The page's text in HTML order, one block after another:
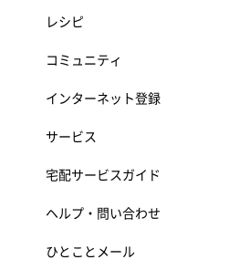
レシピ
コミュニティ
インターネット登録
サービス
宅配サービスガイド
ヘルプ・問い合わせ
ひとことメール